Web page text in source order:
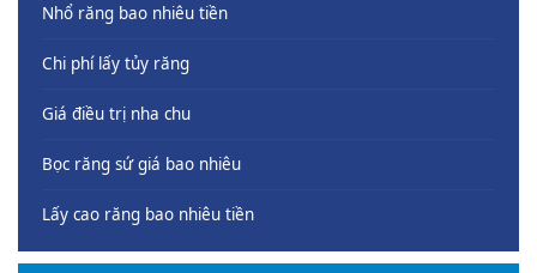
Nhổ răng bao nhiêu tiền
Chi phí lấy tủy răng
Giá điều trị nha chu
Bọc răng sứ giá bao nhiêu
Lấy cao răng bao nhiêu tiền